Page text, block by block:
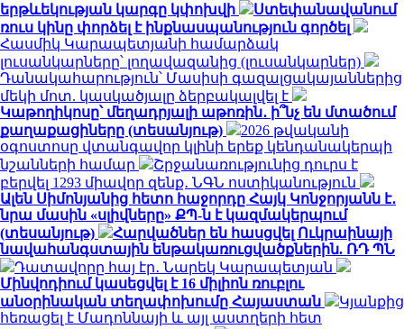
երթևեկության կարգը կփոխվի
Ստեփանավանում
ռուս կինը փորձել է ինքնասպանություն գործել
Հասմիկ Կարապետյանի համարձակ
լուսանկարները՝ լողավազանից (լուսանկարներ)
Դանակահարություն՝ Մասիսի գազալցակայաններից
մեկի մոտ. կասկածյալը ձերբակալվել է
Կաթողիկոսը՝ մեղադրյալի աթոռին․ ի՞նչ են մտածում
քաղաքացիները (տեսանյութ)
2026 թվականի
օգոստոսը վտանգավոր կլինի երեք կենդանակերպի
նշանների համար
Շրջանառությունից դուրս է
բերվել 1293 միավոր զենք․ ՆԳՆ ոստիկանություն
Ալեն Սիմոնյանից հետո հաջորդը Հայկ Կոնջորյանն է․
նրա մասին «սլիվները» ՔՊ-ն է կազմակերպում
(տեսանյութ)
Հարվածներ են հասցվել Ուկրաինայի
նավահանգստային ենթակառուցվածքներին. ՌԴ ՊՆ
Դատավորը հայ էր․ Նարեկ Կարապետյան
Մինվոդիում կասեցվել է 16 միլիոն ռուբլու
անօրինական տեղափոխումը Հայաստան
Կյանքից
հեռացել է Մադոննայի և այլ աստղերի հետ